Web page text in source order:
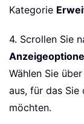
Kategorie
4. Scrollen Sie
Wählen Sie
aus, für das Sie
möchten.